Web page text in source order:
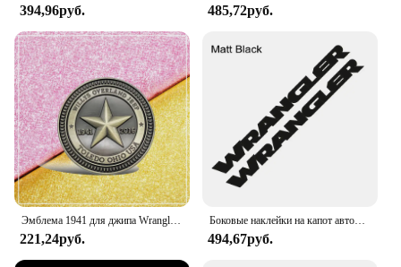
394,96руб. 485,72руб.
Эмблема 1941 для джипа Wrangler Comp, Grand Cherokee, металлическая, с надписью 75-го юбилея
221,24руб.
Боковые наклейки на капот автомобиля для Jeep Wrangler JK JL TJ, неограниченный мотор, виниловая пленка «сделай сам», Наклейки на капот, аксессуары для тюнинга автомобиля и внешней части
494,67руб.